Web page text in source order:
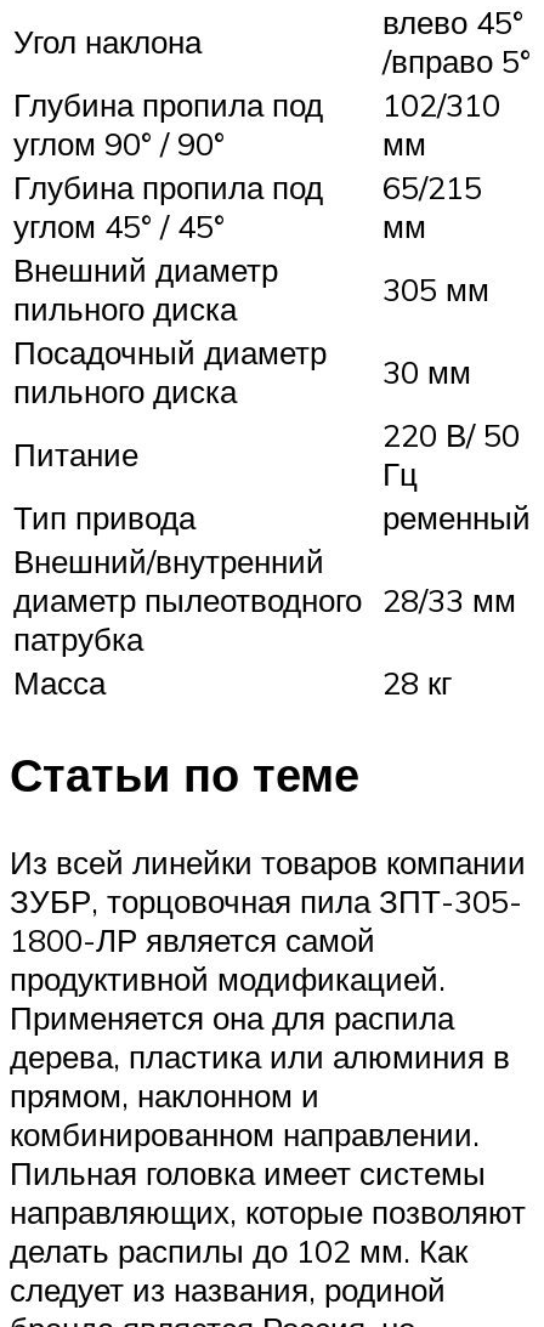
Угол наклона
влево 45°
/вправо 5°
Глубина пропила под
углом 90° / 90°
102/310
мм
Глубина пропила под
углом 45° / 45°
65/215
мм
Внешний диаметр
пильного диска
305 мм
Посадочный диаметр
пильного диска
30 мм
Питание
220 В/ 50
Гц
Тип привода
ременный
Внешний/внутренний
диаметр пылеотводного
патрубка
28/33 мм
Масса 28 кг
Статьи по теме
Из всей линейки товаров компании
ЗУБР, торцовочная пила ЗПТ-305-
1800-ЛР является самой
продуктивной модификацией.
Применяется она для распила
дерева, пластика или алюминия в
прямом, наклонном и
комбинированном направлении.
Пильная головка имеет системы
направляющих, которые позволяют
делать распилы до 102 мм. Как
следует из названия, родиной